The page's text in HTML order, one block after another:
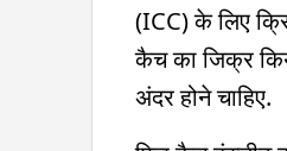
(ICC) के लिए
कैच का जिक्र
अंदर होने चाहिए.